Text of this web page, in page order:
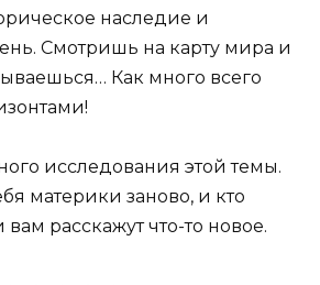
наследие и
Смотришь на карту мира и
Как много всего
исследования этой темы.
материки заново, и кто
вам расскажут что-то новое.